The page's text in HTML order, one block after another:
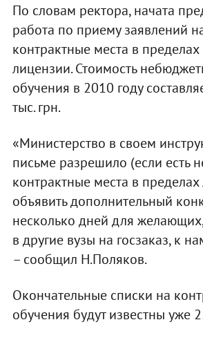
По словам ректора, начата
работа по приему заявлений
контрактные места в
лицензии. Стоимость
обучения в 2010 году
тыс. грн.
«Министерство в своем
письме разрешило (если есть
контрактные места в
объявить дополнительный
несколько дней для
в другие вузы на госзаказ, к
– сообщил Н.Поляков.
Окончательные списки на
обучения будут известны уже